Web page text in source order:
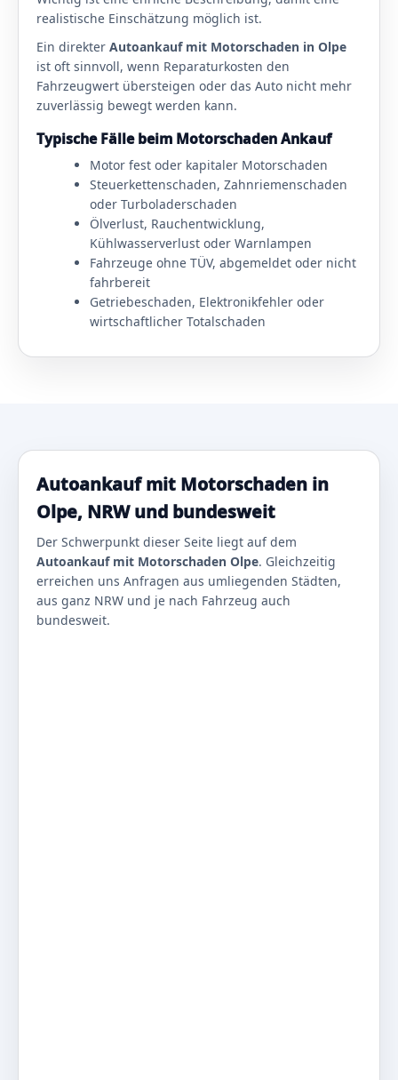
realistische Einschätzung möglich ist.
Ein direkter Autoankauf mit Motorschaden in Olpe
ist oft sinnvoll, wenn Reparaturkosten den
Fahrzeugwert übersteigen oder das Auto nicht mehr
zuverlässig bewegt werden kann.
Typische Fälle beim Motorschaden Ankauf
Motor fest oder kapitaler Motorschaden
Steuerkettenschaden, Zahnriemenschaden
oder Turboladerschaden
Ölverlust, Rauchentwicklung,
Kühlwasserverlust oder Warnlampen
Fahrzeuge ohne TÜV, abgemeldet oder nicht
fahrbereit
Getriebeschaden, Elektronikfehler oder
wirtschaftlicher Totalschaden
Autoankauf mit Motorschaden in
Olpe, NRW und bundesweit
Der Schwerpunkt dieser Seite liegt auf dem
Autoankauf mit Motorschaden Olpe. Gleichzeitig
erreichen uns Anfragen aus umliegenden Städten,
aus ganz NRW und je nach Fahrzeug auch
bundesweit.